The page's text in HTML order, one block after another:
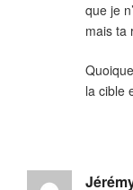
que je
mais ta
la cible